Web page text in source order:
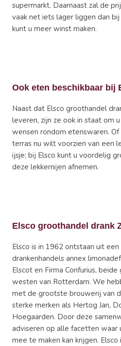
supermarkt. Daarnaast zal de
vaak net iets lager liggen dan
kunt u meer winst maken.
Ook eten beschikbaar bij
Naast dat Elsco groothandel
leveren, zijn ze ook in staat om
wensen rondom etenswaren.
terras nu wilt voorzien van een
ijsje; bij Elsco kunt u voordelig
deze lekkernijen afnemen.
Elsco groothandel drank
Elsco is in 1962 ontstaan uit
drankenhandels annex
Elscot en Firma Confurius,
westen van Rotterdam. We
met de grootste brouwerij van
sterke merken als Hertog Jan,
Hoegaarden. Door deze
adviseren op alle facetten waar
mee te maken kan krijgen.